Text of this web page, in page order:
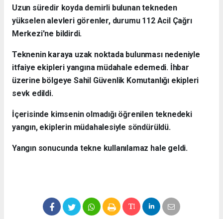
Uzun süredir koyda demirli bulunan tekneden
yükselen alevleri görenler, durumu 112 Acil Çağrı
Merkezi'ne bildirdi.
Teknenin karaya uzak noktada bulunması nedeniyle
itfaiye ekipleri yangına müdahale edemedi. İhbar
üzerine bölgeye Sahil Güvenlik Komutanlığı ekipleri
sevk edildi.
İçerisinde kimsenin olmadığı öğrenilen teknedeki
yangın, ekiplerin müdahalesiyle söndürüldü.
Yangın sonucunda tekne kullanılamaz hale geldi.